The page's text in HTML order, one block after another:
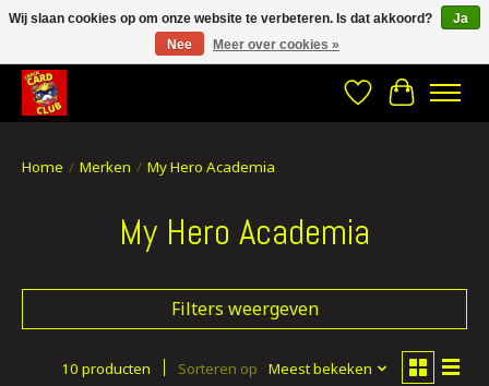
CRACH CARD CLUB , The best place to Geek out!
Verlanglijst
Home / Merken / My Hero Academia
My Hero Academia
Filters weergeven
10 producten Sorteren op Meest bekeken
Wij slaan cookies op om onze website te verbeteren. Is dat akkoord?
Ja
Nee
Meer over cookies »